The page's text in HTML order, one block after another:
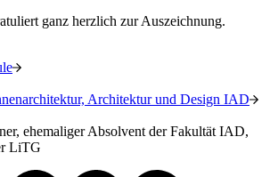
ganz herzlich zur Auszeichnung.
Architektur und Design IAD
ehemaliger Absolvent der Fakultät IAD,
LiTG